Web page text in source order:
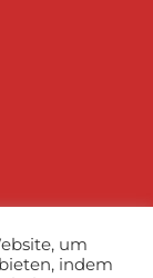
um
indem